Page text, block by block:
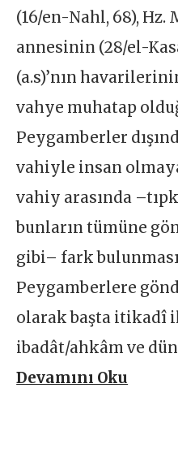
(16/en-Nahl, 68), Hz.
annesinin (28/el-
(a.s)’nın
vahye muhatap
Peygamberler
vahiyle insan
vahiy arasında
bunların tümüne
gibi– fark
Peygamberlere
olarak başta itikadî
ibadât/ahkâm ve
Devamını Oku